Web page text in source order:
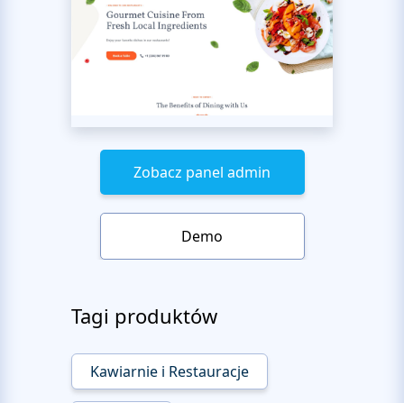
Zobacz panel admin
Demo
Tagi produktów
Kawiarnie i Restauracje